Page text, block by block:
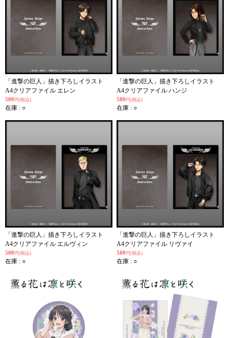
「進撃の巨人」描き下ろしイラスト
A4クリアファイル エレン
500 円(税込)
在庫 : ○
「進撃の巨人」描き下ろしイラスト
A4クリアファイル ハンジ
500 円(税込)
在庫 : ○
「進撃の巨人」描き下ろしイラスト
A4クリアファイル エルヴィン
500 円(税込)
在庫 : ○
「進撃の巨人」描き下ろしイラスト
A4クリアファイル リヴァイ
500 円(税込)
在庫 : ○